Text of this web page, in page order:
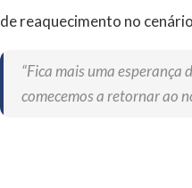
de reaquecimento no
“Fica mais uma esperança
comecemos a retornar ao